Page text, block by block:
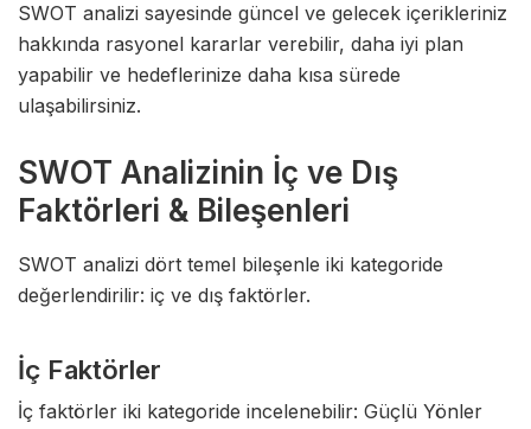
SWOT analizi sayesinde güncel ve gelecek içerikleriniz
hakkında rasyonel kararlar verebilir, daha iyi plan
yapabilir ve hedeflerinize daha kısa sürede
ulaşabilirsiniz.
SWOT Analizinin İç ve Dış
Faktörleri & Bileşenleri
SWOT analizi dört temel bileşenle iki kategoride
değerlendirilir: iç ve dış faktörler.
İç Faktörler
İç faktörler iki kategoride incelenebilir: Güçlü Yönler